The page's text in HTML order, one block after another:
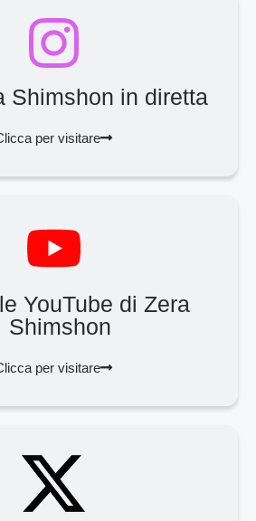
Shimshon in diretta
per visitare
YouTube di Zera
Shimshon
per visitare